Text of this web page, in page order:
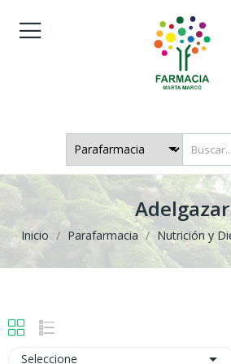
Adelgazar
Inicio Parafarmacia Nutrición y
Seleccione 